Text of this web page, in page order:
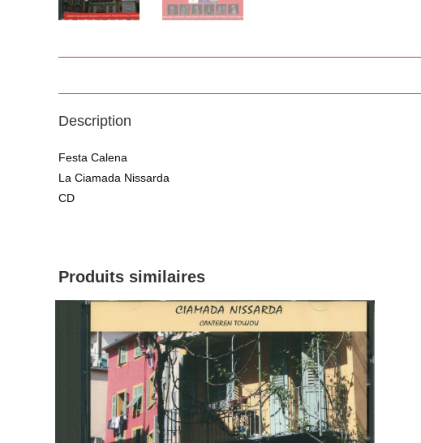
Description
Festa Calena
La Ciamada Nissarda
CD
Produits similaires